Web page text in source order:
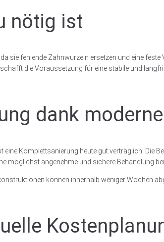
nötig ist
sie fehlende Zahnwurzeln ersetzen und eine
die Voraussetzung für eine stabile und
dank
Komplettsanierung heute gut verträglich. Die
möglichst angenehme und sichere Behandlung
können innerhalb weniger Wochen